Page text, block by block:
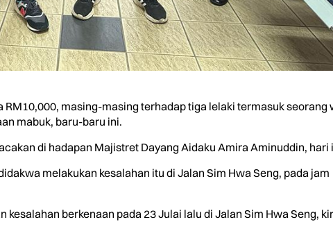
masing-masing terhadap tiga lelaki termasuk seorang
mabuk, baru-baru ini.
di hadapan Majistret Dayang Aidaku Amira Aminuddin, hari
melakukan kesalahan itu di Jalan Sim Hwa Seng, pada jam
kesalahan berkenaan pada 23 Julai lalu di Jalan Sim Hwa Seng,